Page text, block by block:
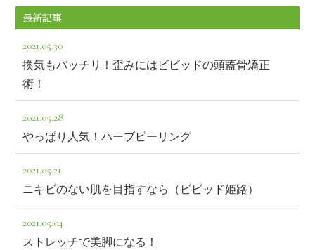
最新記事
2021.05.30
換気もバッチリ！歪みにはビビッドの頭蓋骨矯正
術！
2021.05.28
やっぱり人気！ハーブピーリング
2021.05.21
ニキビのない肌を目指すなら（ビビッド姫路）
2021.05.04
ストレッチで美脚になる！